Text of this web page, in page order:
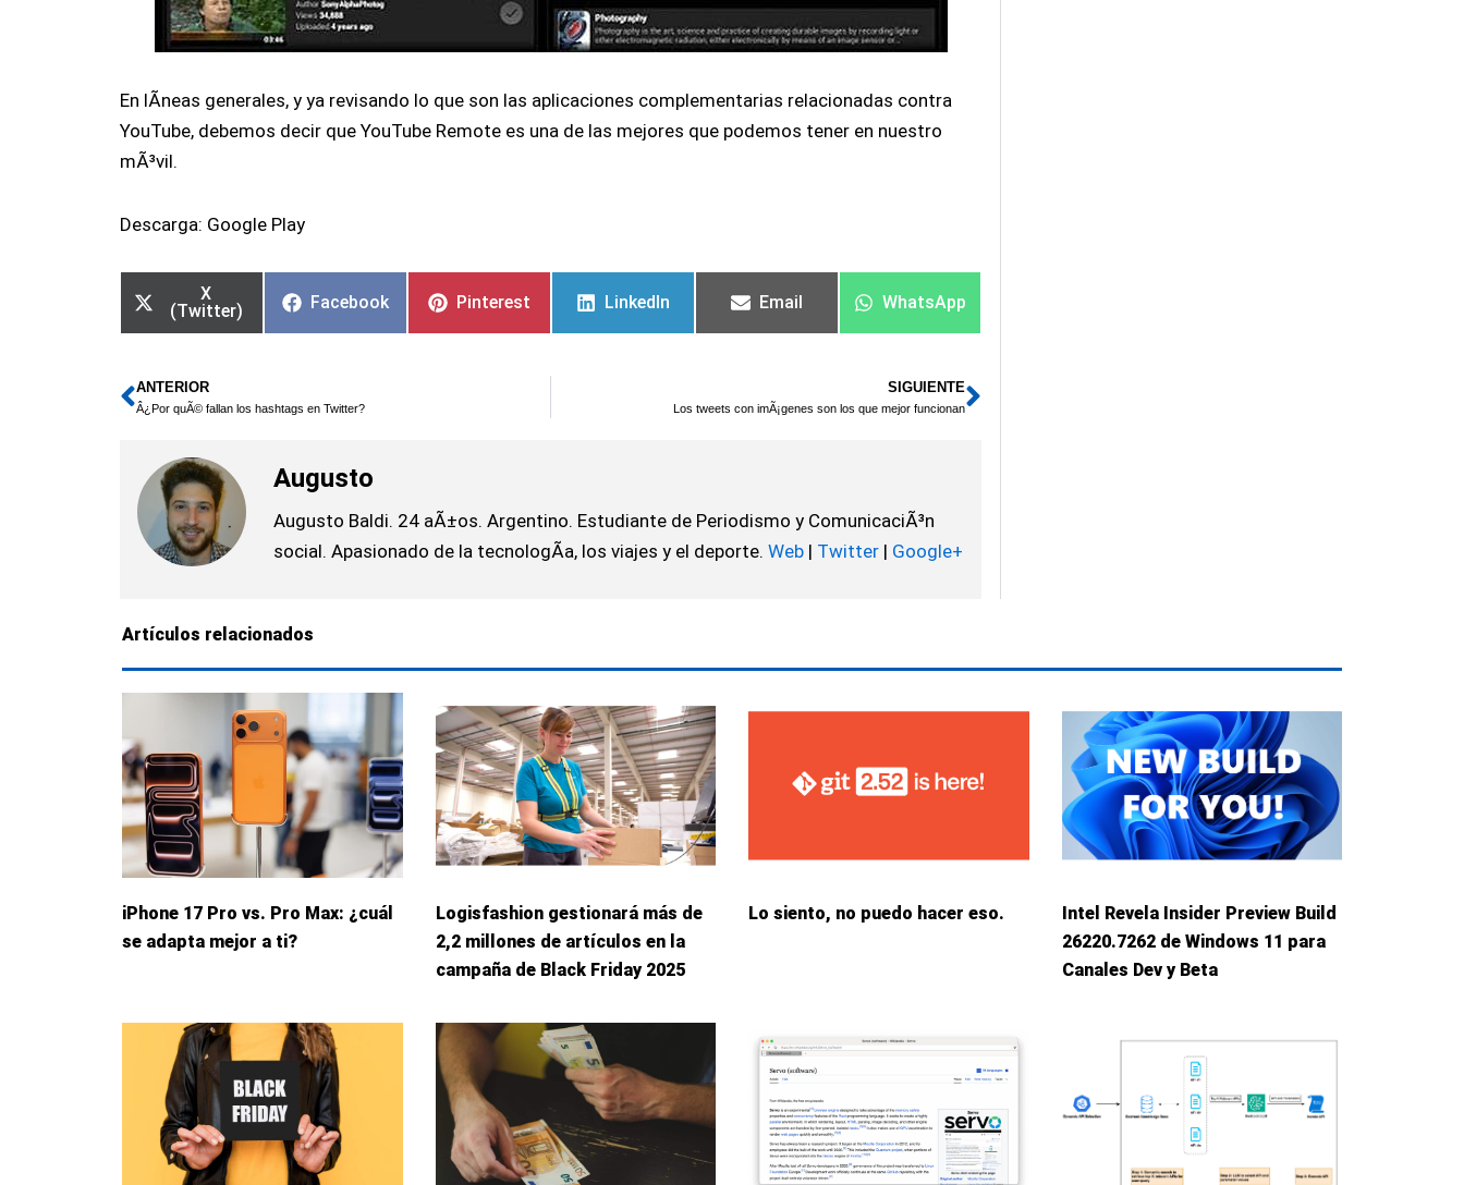
En lÃ­neas generales, y ya revisando lo que son las aplicaciones complementarias relacionadas contra
YouTube, debemos decir que YouTube Remote es una de las mejores que podemos tener en nuestro
mÃ³vil.
Descarga: Google Play
X
(Twitter)
Facebook Pinterest LinkedIn Email WhatsApp
Ant
ANTERIOR
Â¿Por quÃ© fallan los hashtags en Twitter?
SIGUIENTE
Los tweets con imÃ¡genes son los que mejor funcionanSiguiente
Augusto
Augusto Baldi. 24 aÃ±os. Argentino. Estudiante de Periodismo y ComunicaciÃ³n
social. Apasionado de la tecnologÃ­a, los viajes y el deporte.Web | Twitter | Google+
Artículos relacionados
iPhone 17 Pro vs. Pro Max: ¿cuál
se adapta mejor a ti?
Logisfashion gestionará más de
2,2 millones de artículos en la
campaña de Black Friday 2025
Lo siento, no puedo hacer eso.
Intel Revela Insider Preview Build
26220.7262 de Windows 11 para
Canales Dev y Beta